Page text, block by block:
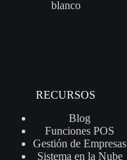
RECURSOS
Blog
Funciones POS
Gestión de Empresas
Sistema en la Nube